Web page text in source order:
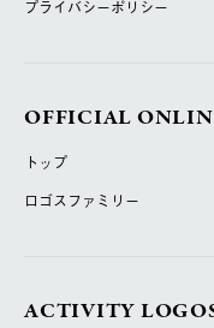
プライバシーポリシー
OFFICIAL
トップ
ロゴスファミリー
ACTIVITY